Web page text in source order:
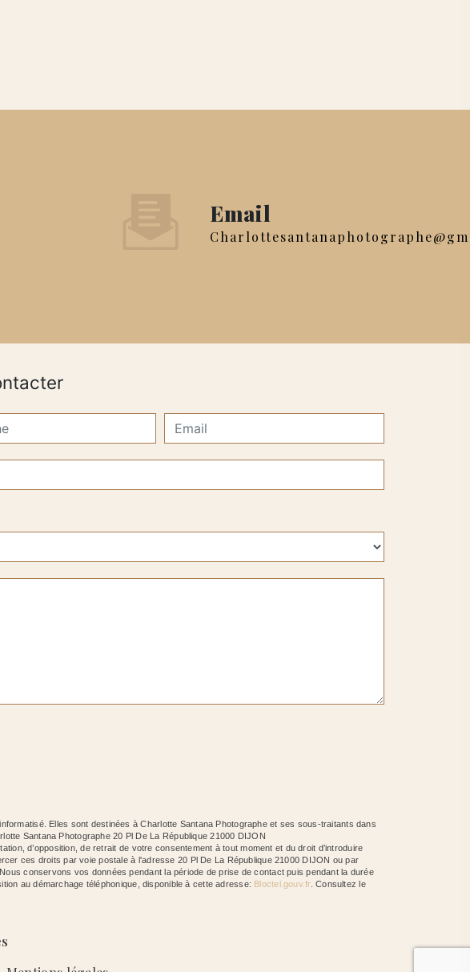
Email
Elles sont destinées à Charlotte Santana Photographe et ses sous-traitants dans
Santana Photographe 20 Pl De La République 21000 DIJON
d’opposition, de retrait de votre consentement à tout moment et du droit d’introduire
ces droits par voie postale à l'adresse 20 Pl De La République 21000 DIJON ou par
conservons vos données pendant la période de prise de contact puis pendant la durée
au démarchage téléphonique, disponible à cette adresse:
Bloctel.gouv.fr. Consultez le